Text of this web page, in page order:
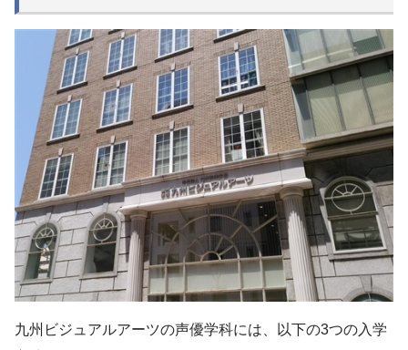
九州ビジュアルアーツの声優学科には、以下の3つの入学